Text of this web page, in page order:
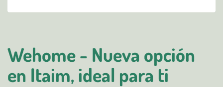
Wehome - Nueva opción
en Itaim, ideal para ti